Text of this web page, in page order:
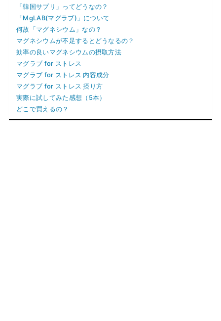
「韓国サプリ」ってどうなの？
「MgLAB(マグラブ)」について
何故「マグネシウム」なの？
マグネシウムが不足するとどうなるの？
効率の良いマグネシウムの摂取方法
マグラブ for ストレス
マグラブ for ストレス 内容成分
マグラブ for ストレス 摂り方
実際に試してみた感想（5本）
どこで買えるの？